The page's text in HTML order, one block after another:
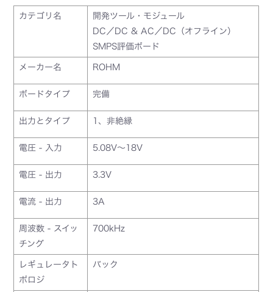
カテゴリ名
開発ツール・モジュール
DC／DC & AC／DC（オフライン）
SMPS評価ボード
メーカー名 ROHM
ボードタイプ 完備
出力とタイプ 1、非絶縁
電圧 - 入力 5.08V～18V
電圧 - 出力 3.3V
電流 - 出力 3A
周波数 - スイッ
チング
700kHz
レギュレータト
ポロジ
バック